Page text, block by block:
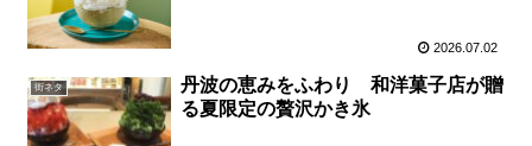
2026.07.02
街ネタ
丹波の恵みをふわり 和洋菓子店が贈
る夏限定の贅沢かき氷